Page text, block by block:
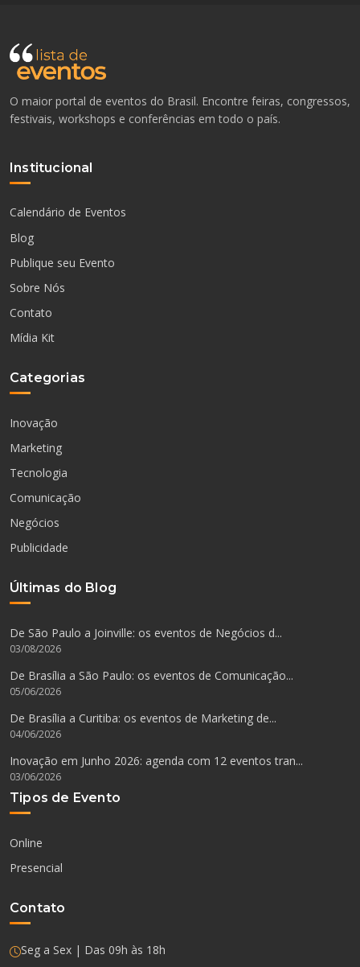
O maior portal de eventos do Brasil. Encontre feiras, congressos,
festivais, workshops e conferências em todo o país.
Institucional
Calendário de Eventos
Blog
Publique seu Evento
Sobre Nós
Contato
Mídia Kit
Categorias
Inovação
Marketing
Tecnologia
Comunicação
Negócios
Publicidade
Últimas do Blog
De São Paulo a Joinville: os eventos de Negócios d...
03/08/2026
De Brasília a São Paulo: os eventos de Comunicação...
05/06/2026
De Brasília a Curitiba: os eventos de Marketing de...
04/06/2026
Inovação em Junho 2026: agenda com 12 eventos tran...
03/06/2026
Tipos de Evento
Online
Presencial
Contato
Seg a Sex | Das 09h às 18h